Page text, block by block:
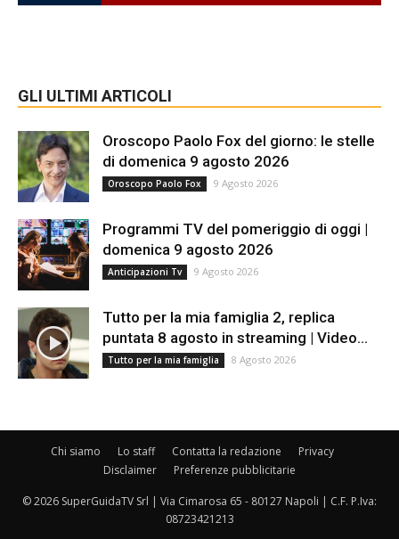
GLI ULTIMI ARTICOLI
Oroscopo Paolo Fox del giorno: le stelle
di domenica 9 agosto 2026
Oroscopo Paolo Fox 9 Agosto 2026
Programmi TV del pomeriggio di oggi |
domenica 9 agosto 2026
Anticipazioni Tv 9 Agosto 2026
Tutto per la mia famiglia 2, replica
puntata 8 agosto in streaming | Video...
Tutto per la mia famiglia 8 Agosto 2026
Chi siamo Lo staff Contatta la redazione
Privacy
Disclaimer
Preferenze pubblicitarie
© 2026 SuperGuidaTV Srl | Via Cimarosa 65 - 80127 Napoli | C.F. P.Iva:
08723421213